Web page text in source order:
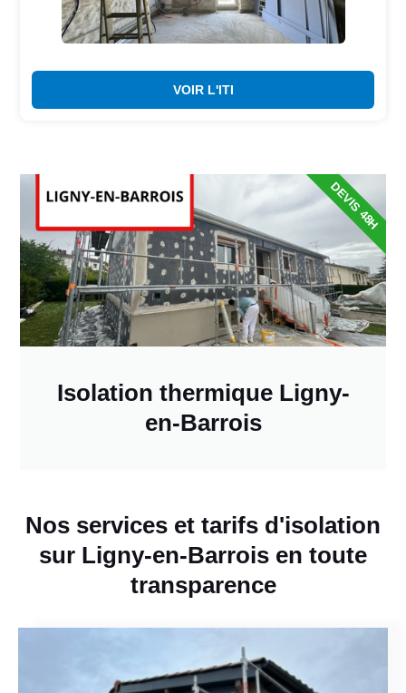
VOIR L'ITI
Isolation thermique Ligny-
en-Barrois
DEVIS 48H
Nos services et tarifs d'isolation
sur Ligny-en-Barrois en toute
transparence